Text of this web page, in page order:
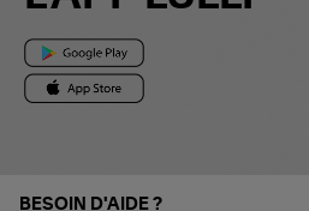
BESOIN D'AIDE ?